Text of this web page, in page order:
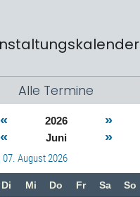
Alle Termine
« 2026
»
«
Juni »
07. August 2026
Di Mi Do Fr Sa So